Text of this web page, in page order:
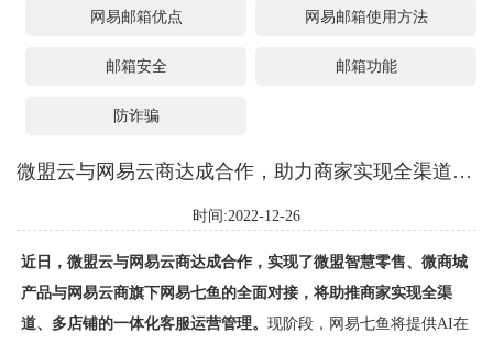
网易邮箱优点 网易邮箱使用方法
邮箱安全 邮箱功能
防诈骗
微盟云与网易云商达成合作，助力商家实现全渠道一体化客服运营管理
时间:2022-12-26
近日，微盟云与网易云商达成合作，实现了微盟智慧零售、微商城
产品与网易云商旗下网易七鱼的全面对接，将助推商家实现全渠
道、多店铺的一体化客服运营管理。现阶段，网易七鱼将提供AI在